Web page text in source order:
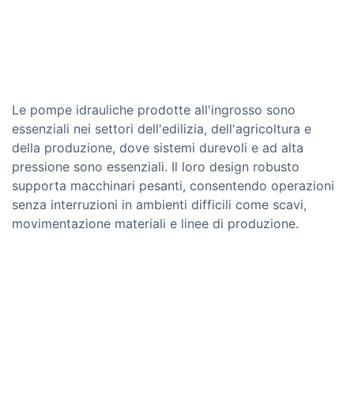
Le pompe idrauliche prodotte all'ingrosso sono
essenziali nei settori dell'edilizia, dell'agricoltura e
della produzione, dove sistemi durevoli e ad alta
pressione sono essenziali. Il loro design robusto
supporta macchinari pesanti, consentendo operazioni
senza interruzioni in ambienti difficili come scavi,
movimentazione materiali e linee di produzione.